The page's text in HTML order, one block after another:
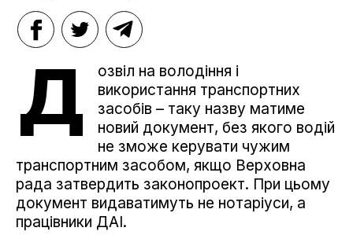
Д
озвіл на володіння і
використання транспортних
засобів – таку назву матиме
новий документ, без якого водій
не зможе керувати чужим
транспортним засобом, якщо Верховна
рада затвердить законопроект. При цьому
документ видаватимуть не нотаріуси, а
працівники ДАІ.